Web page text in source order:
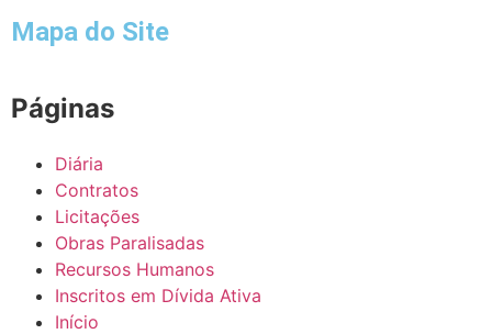
Mapa do Site
Páginas
Diária
Contratos
Licitações
Obras Paralisadas
Recursos Humanos
Inscritos em Dívida Ativa
Início